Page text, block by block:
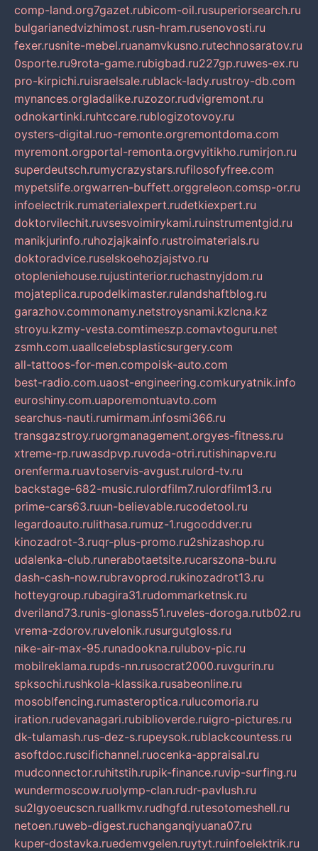
comp-land.org7gazet.rubicom-oil.rusuperiorsearch.ru
bulgarianedvizhimost.rusn-hram.rusenovosti.ru
fexer.rusnite-mebel.ruanamvkusno.rutechnosaratov.ru
0sporte.ru9rota-game.rubigbad.ru227gp.ruwes-ex.ru
pro-kirpichi.ruisraelsale.rublack-lady.rustroy-db.com
mynances.orgladalike.ruzozor.rudvigremont.ru
odnokartinki.ruhtccare.rublogizotovoy.ru
oysters-digital.ruo-remonte.orgremontdoma.com
myremont.orgportal-remonta.orgvyitikho.rumirjon.ru
superdeutsch.rumycrazystars.rufilosofyfree.com
mypetslife.orgwarren-buffett.orggreleon.comsp-or.ru
infoelectrik.rumaterialexpert.rudetkiexpert.ru
doktorvilechit.ruvsesvoimirykami.ruinstrumentgid.ru
manikjurinfo.ruhozjajkainfo.rustroimaterials.ru
doktoradvice.ruselskoehozjajstvo.ru
otopleniehouse.rujustinterior.ruchastnyjdom.ru
mojateplica.rupodelkimaster.rulandshaftblog.ru
garazhov.commonamy.netstroysnami.kzlcna.kz
stroyu.kzmy-vesta.comtimeszp.comavtoguru.net
zsmh.com.uaallcelebsplasticsurgery.com
all-tattoos-for-men.compoisk-auto.com
best-radio.com.uaost-engineering.comkuryatnik.info
euroshiny.com.uaporemontuavto.com
searchus-nauti.rumirmam.infosmi366.ru
transgazstroy.ruorgmanagement.orgyes-fitness.ru
xtreme-rp.ruwasdpvp.ruvoda-otri.rutishinapve.ru
orenferma.ruavtoservis-avgust.rulord-tv.ru
backstage-682-music.rulordfilm7.rulordfilm13.ru
prime-cars63.ruun-believable.rucodetool.ru
legardoauto.rulithasa.rumuz-1.rugooddver.ru
kinozadrot-3.ruqr-plus-promo.ru2shizashop.ru
udalenka-club.runerabotaetsite.rucarszona-bu.ru
dash-cash-now.rubravoprod.rukinozadrot13.ru
hotteygroup.rubagira31.rudommarketnsk.ru
dveriland73.runis-glonass51.ruveles-doroga.rutb02.ru
vrema-zdorov.ruvelonik.rusurgutgloss.ru
nike-air-max-95.runadookna.rulubov-pic.ru
mobilreklama.rupds-nn.rusocrat2000.ruvgurin.ru
spksochi.rushkola-klassika.rusabeonline.ru
mosoblfencing.rumasteroptica.rulucomoria.ru
iration.rudevanagari.rubiblioverde.ruigro-pictures.ru
dk-tulamash.rus-dez-s.rupeysok.rublackcountess.ru
asoftdoc.ruscifichannel.ruocenka-appraisal.ru
mudconnector.ruhitstih.rupik-finance.ruvip-surfing.ru
wundermoscow.ruolymp-clan.rudr-pavlush.ru
su2lgyoeucscn.ruallkmv.rudhgfd.rutesotomeshell.ru
netoen.ruweb-digest.ruchanganqiyuana07.ru
kuper-dostavka.ruedemvgelen.ruytyt.ruinfoelektrik.ru